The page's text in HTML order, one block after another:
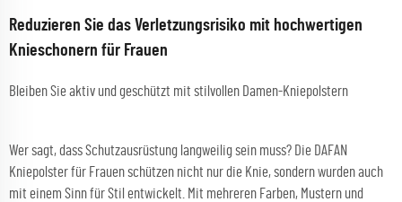
Reduzieren Sie das Verletzungsrisiko mit hochwertigen
Knieschonern für Frauen
Bleiben Sie aktiv und geschützt mit stilvollen Damen-Kniepolstern
Wer sagt, dass Schutzausrüstung langweilig sein muss? Die DAFAN
Kniepolster für Frauen schützen nicht nur die Knie, sondern wurden auch
mit einem Sinn für Stil entwickelt. Mit mehreren Farben, Mustern und